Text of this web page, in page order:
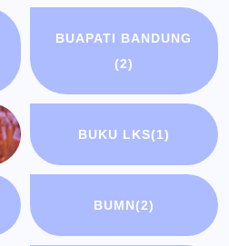
BUAPATI BANDUNG
(2)
BUKU LKS(1)
BUMN(2)